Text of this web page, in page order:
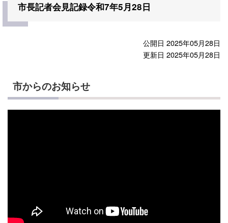
市長記者会見記録令和7年5月28日
公開日 2025年05月28日
更新日 2025年05月28日
市からのお知らせ